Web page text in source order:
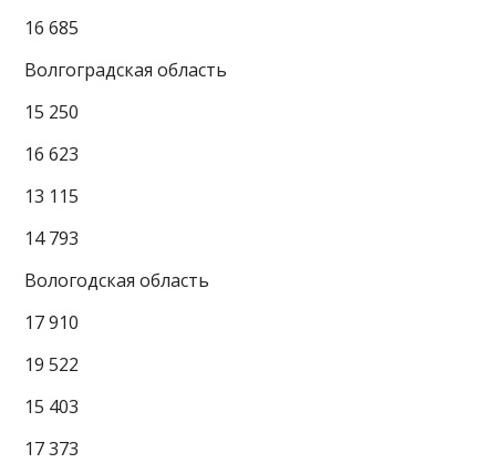
16 685
Волгоградская область
15 250
16 623
13 115
14 793
Вологодская область
17 910
19 522
15 403
17 373